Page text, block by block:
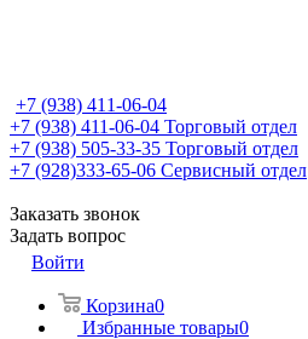
+7 (938) 411-06-04
+7 (938) 411-06-04 Торговый отдел
+7 (938) 505-33-35 Торговый отдел
+7 (928)333-65-06 Сервисный отдел
Заказать звонок
Задать вопрос
Войти
Корзина0
Избранные товары0